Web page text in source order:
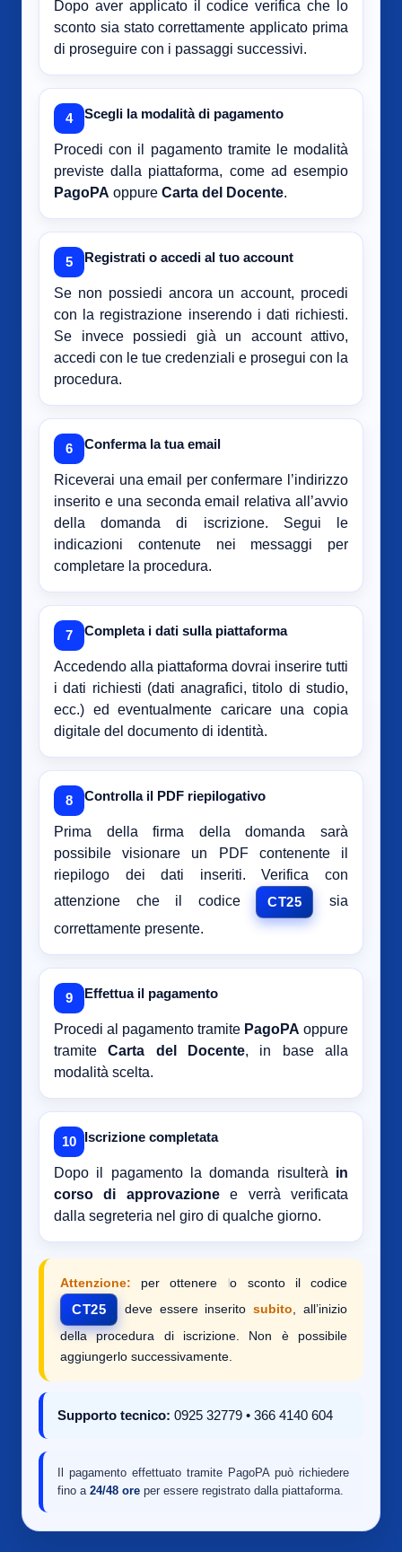
Dopo aver applicato il codice verifica che lo
sconto sia stato correttamente applicato prima
di proseguire con i passaggi successivi.
4 Scegli la modalità di pagamento
Procedi con il pagamento tramite le modalità
previste dalla piattaforma, come ad esempio
PagoPA oppure Carta del Docente.
5 Registrati o accedi al tuo account
Se non possiedi ancora un account, procedi
con la registrazione inserendo i dati richiesti.
Se invece possiedi già un account attivo,
accedi con le tue credenziali e prosegui con la
procedura.
6 Conferma la tua email
Riceverai una email per confermare l’indirizzo
inserito e una seconda email relativa all’avvio
della domanda di iscrizione. Segui le
indicazioni contenute nei messaggi per
completare la procedura.
7 Completa i dati sulla piattaforma
Accedendo alla piattaforma dovrai inserire tutti
i dati richiesti (dati anagrafici, titolo di studio,
ecc.) ed eventualmente caricare una copia
digitale del documento di identità.
8 Controlla il PDF riepilogativo
Prima della firma della domanda sarà
possibile visionare un PDF contenente il
riepilogo dei dati inseriti. Verifica con
attenzione che il codice
CT25
sia
correttamente presente.
9 Effettua il pagamento
Procedi al pagamento tramite PagoPA oppure
tramiteCarta del Docente, in base alla
modalità scelta.
10 Iscrizione completata
Dopo il pagamento la domanda risulterà in
corso di approvazionee verrà verificata
dalla segreteria nel giro di qualche giorno.
Attenzione: per ottenere lo sconto il codice
CT25 deve essere inseritosubito , all’inizio
della procedura di iscrizione. Non è possibile
aggiungerlo successivamente.
Supporto tecnico: 0925 32779 • 366 4140 604
Il pagamento effettuato tramite PagoPA può richiedere
fino a 24/48 ore per essere registrato dalla piattaforma.